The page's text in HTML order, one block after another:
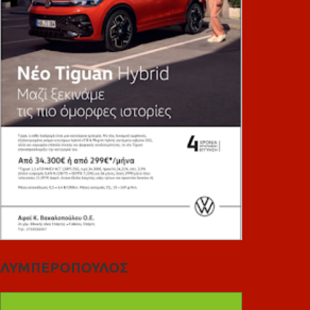
ΛΥΜΠΕΡΟΠΟΥΛΟΣ